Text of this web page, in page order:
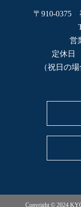
〒910-0375
営
定休日
（祝日の
Copyright © 2024